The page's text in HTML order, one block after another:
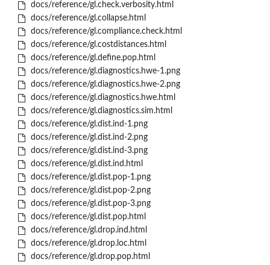
docs/reference/gl.check.verbosity.html
docs/reference/gl.collapse.html
docs/reference/gl.compliance.check.html
docs/reference/gl.costdistances.html
docs/reference/gl.define.pop.html
docs/reference/gl.diagnostics.hwe-1.png
docs/reference/gl.diagnostics.hwe-2.png
docs/reference/gl.diagnostics.hwe.html
docs/reference/gl.diagnostics.sim.html
docs/reference/gl.dist.ind-1.png
docs/reference/gl.dist.ind-2.png
docs/reference/gl.dist.ind-3.png
docs/reference/gl.dist.ind.html
docs/reference/gl.dist.pop-1.png
docs/reference/gl.dist.pop-2.png
docs/reference/gl.dist.pop-3.png
docs/reference/gl.dist.pop.html
docs/reference/gl.drop.ind.html
docs/reference/gl.drop.loc.html
docs/reference/gl.drop.pop.html